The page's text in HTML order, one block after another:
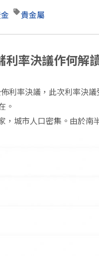
貴金屬
率決議作何解
利率決議，此次利率決
。
，城市人口密集。由於南